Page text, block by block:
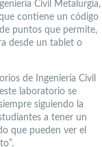
Civil Metalurgia,
contiene un código
puntos que permite,
desde un tablet o
de Ingeniería Civil
laboratorio se
siguiendo la
a tener un
que pueden ver el